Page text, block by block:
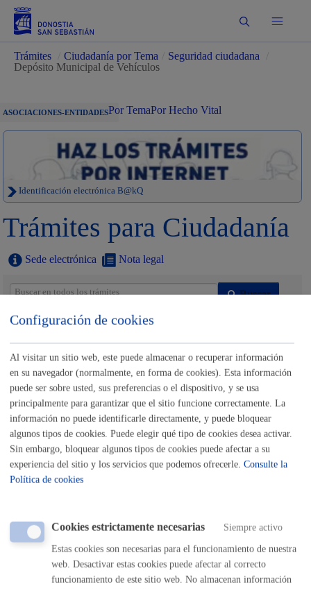
Buscar
Trámites Ciudadanía por Tema Seguridad ciudadana
Depósito Municipal de Vehículos
ASOCIACIONES-ENTIDADESPor TemaPor Hecho Vital
Identificación electrónica B@kQ
Trámites para Ciudadanía
Sede electrónica Nota legal
Buscar
Listado completo de Trámites
Depósito Municipal de Vehículos
Depósito Municipal: recuperación de bicicletas
ONLINE
PRESENCIAL
TELÉFONO
PRESENCIAL
TELÉFONO
Configuración de cookies
Al visitar un sitio web, este puede almacenar o recuperar información
en su navegador (normalmente, en forma de cookies). Esta información
puede ser sobre usted, sus preferencias o el dispositivo, y se usa
principalmente para garantizar que el sitio funcione correctamente. La
información no puede identificarle directamente, y puede bloquear
algunos tipos de cookies. Puede elegir qué tipo de cookies desea activar.
Sin embargo, bloquear algunos tipos de cookies puede afectar a su
experiencia del sitio y los servicios que podemos ofrecerle. Consulte la
Política de cookies
Cookies estrictamente necesarias Siempre activo
Estas cookies son necesarias para el funcionamiento de nuestra
web. Desactivar estas cookies puede afectar al correcto
funcionamiento de este sitio web. No almacenan información